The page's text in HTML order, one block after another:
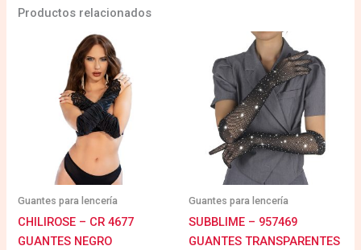
Productos relacionados
Guantes para lencería
CHILIROSE – CR 4677
GUANTES NEGRO
Guantes para lencería
SUBBLIME – 957469
GUANTES TRANSPARENTES